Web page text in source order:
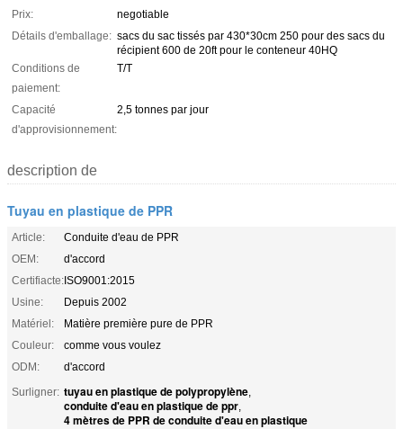
Prix:
negotiable
Détails d'emballage: sacs du sac tissés par 430*30cm 250 pour des sacs du
récipient 600 de 20ft pour le conteneur 40HQ
Conditions de
paiement:
T/T
Capacité
d'approvisionnement:
2,5 tonnes par jour
description de
Tuyau en plastique de PPR
Article:
Conduite d'eau de PPR
OEM:
d'accord
Certifiacte:ISO9001:2015
Usine:
Depuis 2002
Matériel:
Matière première pure de PPR
Couleur:
comme vous voulez
ODM:
d'accord
Surligner: tuyau en plastique de polypropylène,
conduite d'eau en plastique de ppr,
4 mètres de PPR de conduite d'eau en plastique